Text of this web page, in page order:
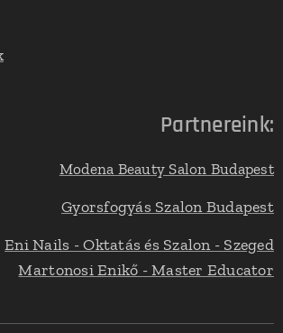
Partnereink:
Modena Beauty Salon Budapest
Gyorsfogyás Szalon Budapest
Eni Nails - Oktatás és Szalon - Szeged
Martonosi Enikő - Master Educator